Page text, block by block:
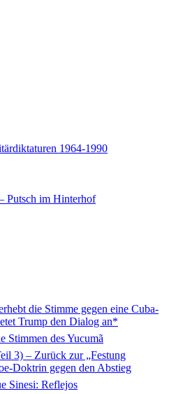
1964-1990
Putsch im Hinterhof
die Stimme gegen eine Cuba-
Trump den Dialog an*
Stimmen des Yucumã
3) – Zurück zur „Festung
Doktrin gegen den Abstieg
Sinesi: Reflejos